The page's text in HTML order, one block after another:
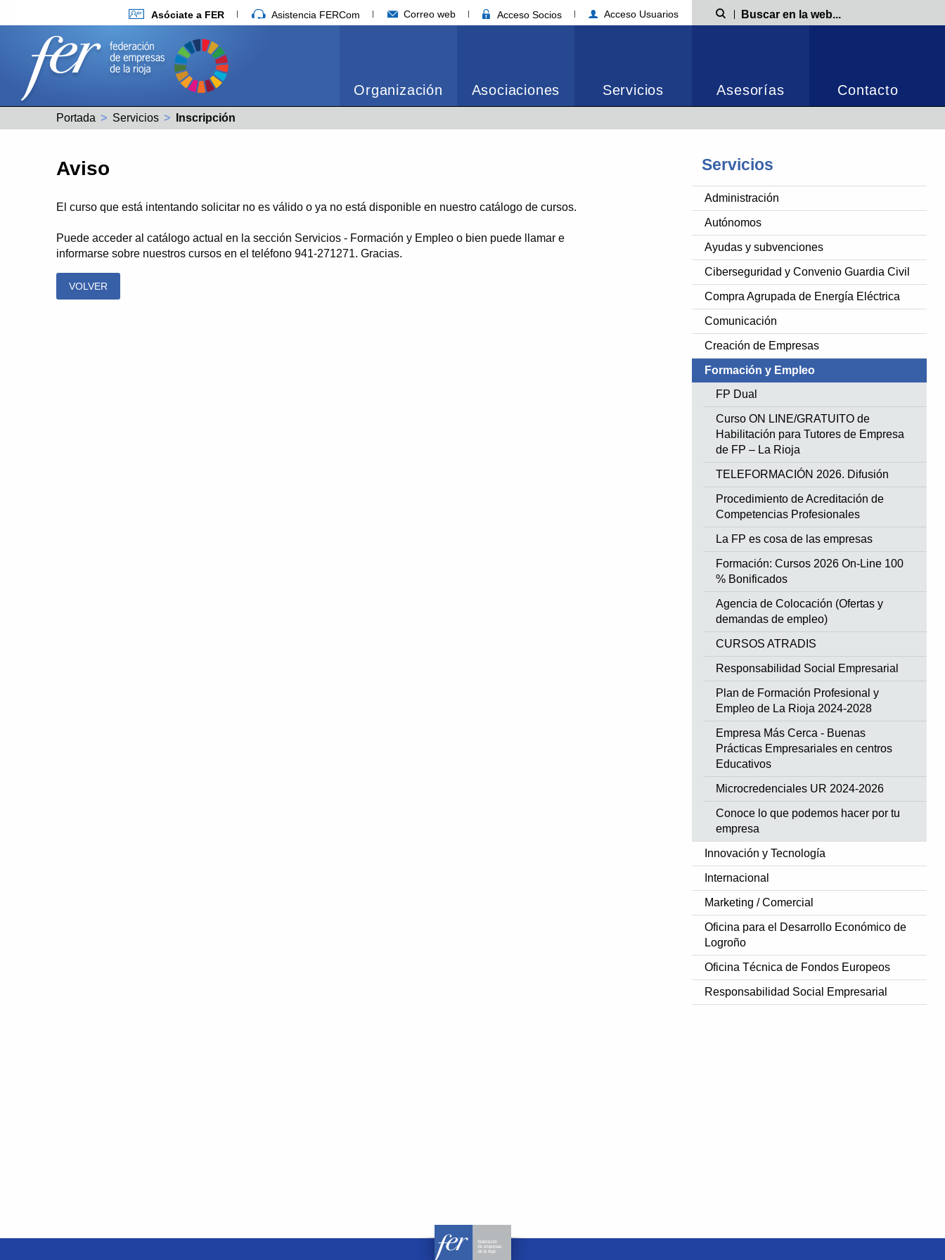
Asóciate a FER Asistencia FERCom Correo web Acceso Socios Acceso Usuarios Búsqueda
Organización Asociaciones Servicios Asesorías Contacto
Portada Servicios Actual:
Inscripción
Servicios
Administración
Autónomos
Ayudas y subvenciones
Ciberseguridad y Convenio Guardia Civil
Compra Agrupada de Energía Eléctrica
Comunicación
Creación de Empresas
Formación y Empleo
FP Dual
Curso ON LINE/GRATUITO de
Habilitación para Tutores de Empresa
de FP – La Rioja
TELEFORMACIÓN 2026. Difusión
Procedimiento de Acreditación de
Competencias Profesionales
La FP es cosa de las empresas
Formación: Cursos 2026 On-Line 100
% Bonificados
Agencia de Colocación (Ofertas y
demandas de empleo)
CURSOS ATRADIS
Responsabilidad Social Empresarial
Plan de Formación Profesional y
Empleo de La Rioja 2024-2028
Empresa Más Cerca - Buenas
Prácticas Empresariales en centros
Educativos
Microcredenciales UR 2024-2026
Conoce lo que podemos hacer por tu
empresa
Innovación y Tecnología
Internacional
Marketing / Comercial
Oficina para el Desarrollo Económico de
Logroño
Oficina Técnica de Fondos Europeos
Responsabilidad Social Empresarial
Aviso
El curso que está intentando solicitar no es válido o ya no está disponible en nuestro catálogo de cursos.
Puede acceder al catálogo actual en la sección Servicios - Formación y Empleo o bien puede llamar e
informarse sobre nuestros cursos en el teléfono 941-271271. Gracias.
VOLVER